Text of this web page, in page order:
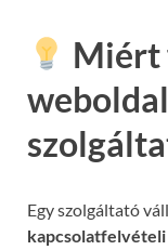
Miért
Egy szolgáltató